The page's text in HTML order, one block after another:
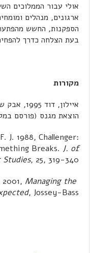
אולי עבור הממלוכים
ארגונים, מנהלים
הספקנות, החשש
בעת הצלחה כדרך
מקורות
איילון,
הוצאת מגנס (פורסם במקור,
J. 1988, Challenger:
Breaks. J. of
Studies, 25, 319-340.
Managing the
, Jossey-Bass.